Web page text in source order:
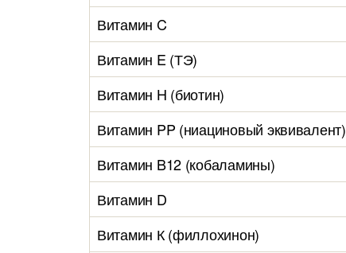
Витамин C
Витамин E (ТЭ)
Витамин H (биотин)
Витамин PP (ниациновый эквивалент)
Витамин B12 (кобаламины)
Витамин D
Витамин К (филлохинон)